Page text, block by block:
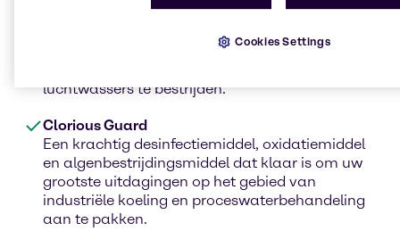
Als selectief oxidatiemiddel kan Clorious2 Air
worden gebruikt om geuren in
luchtwassers te bestrijden.
Clorious Guard
Een krachtig desinfectiemiddel, oxidatiemiddel
en algenbestrijdingsmiddel dat klaar is om uw
grootste uitdagingen op het gebied van
industriële koeling en proceswaterbehandeling
aan te pakken.
Cookies Settings